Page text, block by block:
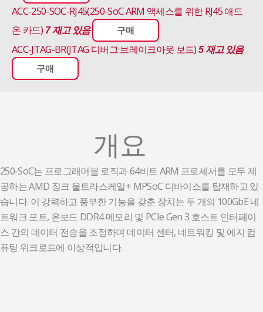
ACC-250-SOC-RJ45(250-SoC ARM 액세스를 위한 RJ45 애드
온 카드) 7 재고 있음 구매
ACC-JTAG-BR(JTAG 디버그 브레이크아웃 보드) 5 재고 있음
구매
개요
250-SoC는 프로그래머블 로직과 64비트 ARM 프로세서를 모두 제
공하는 AMD 징크 울트라스케일+ MPSoC 디바이스를 탑재하고 있
습니다. 이 강력하고 풍부한 기능을 갖춘 장치는 두 개의 100GbE 네
트워크 포트, 온보드 DDR4 메모리 및 PCIe Gen 3 호스트 인터페이
스 간의 데이터 전송을 조정하며 데이터 센터, 네트워킹 및 에지 컴
퓨팅 워크로드에 이상적입니다.